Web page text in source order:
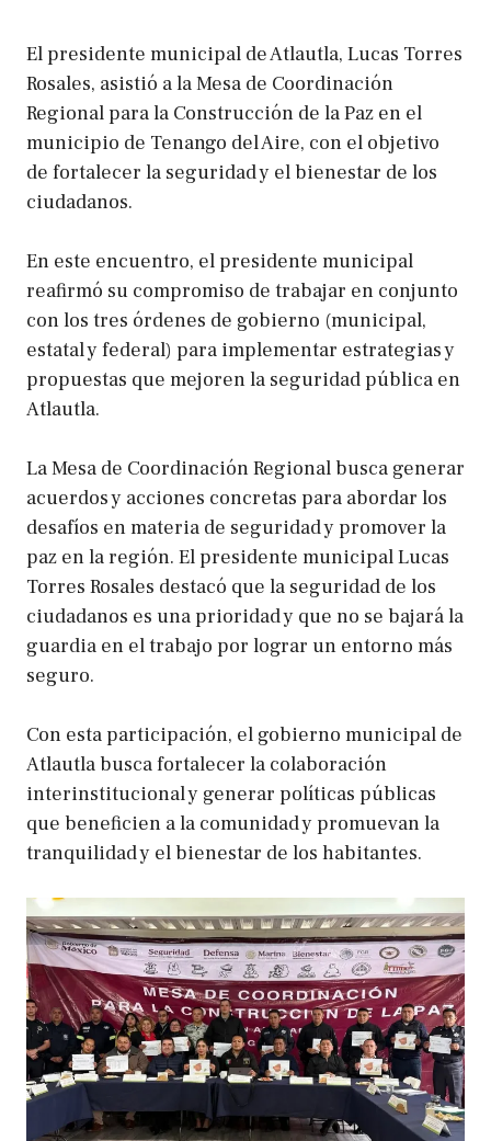
El presidente municipal de Atlautla, Lucas Torres
Rosales, asistió a la Mesa de Coordinación
Regional para la Construcción de la Paz en el
municipio de Tenango del Aire, con el objetivo
de fortalecer la seguridad y el bienestar de los
ciudadanos.
En este encuentro, el presidente municipal
reafirmó su compromiso de trabajar en conjunto
con los tres órdenes de gobierno (municipal,
estatal y federal) para implementar estrategias y
propuestas que mejoren la seguridad pública en
Atlautla.
La Mesa de Coordinación Regional busca generar
acuerdos y acciones concretas para abordar los
desafíos en materia de seguridad y promover la
paz en la región. El presidente municipal Lucas
Torres Rosales destacó que la seguridad de los
ciudadanos es una prioridad y que no se bajará la
guardia en el trabajo por lograr un entorno más
seguro.
Con esta participación, el gobierno municipal de
Atlautla busca fortalecer la colaboración
interinstitucional y generar políticas públicas
que beneficien a la comunidad y promuevan la
tranquilidad y el bienestar de los habitantes.